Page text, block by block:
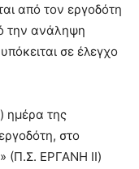
από τον εργοδότη
την ανάληψη
σε έλεγχο
ημέρα της
στο
(Π.Σ. ΕΡΓΑΝΗ ΙΙ)